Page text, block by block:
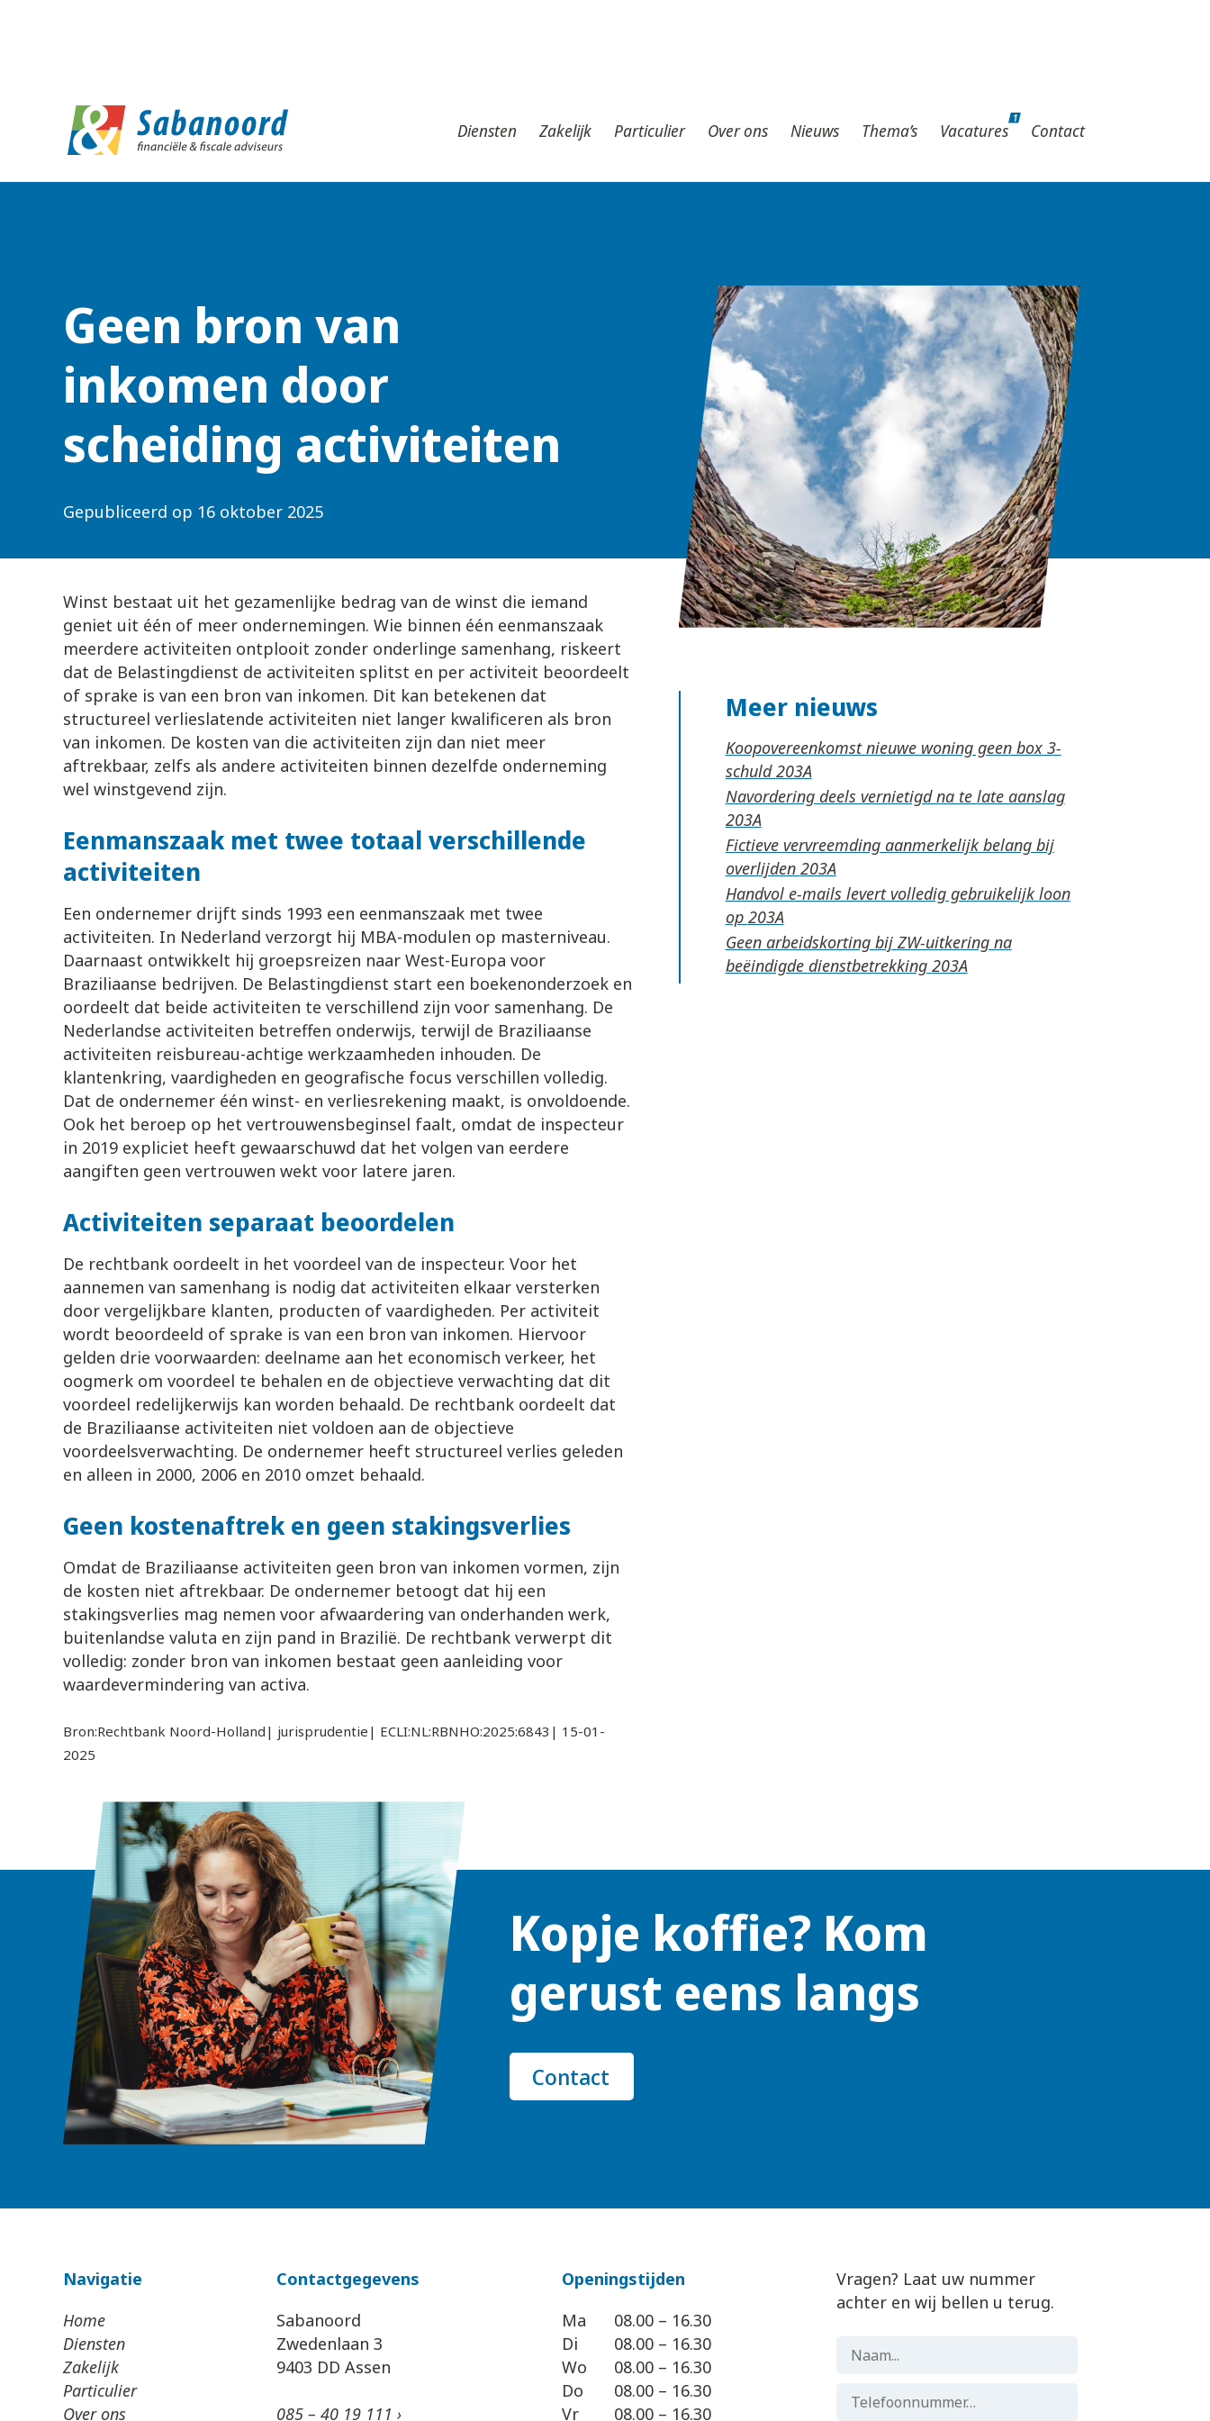
Diensten Zakelijk Particulier Over ons Nieuws Thema’s Vacatures
1
Contact
Geen bron van
inkomen door
scheiding activiteiten
Gepubliceerd op 16 oktober 2025
Winst bestaat uit het gezamenlijke bedrag van de winst die iemand
geniet uit één of meer ondernemingen. Wie binnen één eenmanszaak
meerdere activiteiten ontplooit zonder onderlinge samenhang, riskeert
dat de Belastingdienst de activiteiten splitst en per activiteit beoordeelt
of sprake is van een bron van inkomen. Dit kan betekenen dat
structureel verlieslatende activiteiten niet langer kwalificeren als bron
van inkomen. De kosten van die activiteiten zijn dan niet meer
aftrekbaar, zelfs als andere activiteiten binnen dezelfde onderneming
wel winstgevend zijn.
Eenmanszaak met twee totaal verschillende
activiteiten
Een ondernemer drijft sinds 1993 een eenmanszaak met twee
activiteiten. In Nederland verzorgt hij MBA-modulen op masterniveau.
Daarnaast ontwikkelt hij groepsreizen naar West-Europa voor
Braziliaanse bedrijven. De Belastingdienst start een boekenonderzoek en
oordeelt dat beide activiteiten te verschillend zijn voor samenhang. De
Nederlandse activiteiten betreffen onderwijs, terwijl de Braziliaanse
activiteiten reisbureau-achtige werkzaamheden inhouden. De
klantenkring, vaardigheden en geografische focus verschillen volledig.
Dat de ondernemer één winst- en verliesrekening maakt, is onvoldoende.
Ook het beroep op het vertrouwensbeginsel faalt, omdat de inspecteur
in 2019 expliciet heeft gewaarschuwd dat het volgen van eerdere
aangiften geen vertrouwen wekt voor latere jaren.
Activiteiten separaat beoordelen
De rechtbank oordeelt in het voordeel van de inspecteur. Voor het
aannemen van samenhang is nodig dat activiteiten elkaar versterken
door vergelijkbare klanten, producten of vaardigheden. Per activiteit
wordt beoordeeld of sprake is van een bron van inkomen. Hiervoor
gelden drie voorwaarden: deelname aan het economisch verkeer, het
oogmerk om voordeel te behalen en de objectieve verwachting dat dit
voordeel redelijkerwijs kan worden behaald. De rechtbank oordeelt dat
de Braziliaanse activiteiten niet voldoen aan de objectieve
voordeelsverwachting. De ondernemer heeft structureel verlies geleden
en alleen in 2000, 2006 en 2010 omzet behaald.
Geen kostenaftrek en geen stakingsverlies
Omdat de Braziliaanse activiteiten geen bron van inkomen vormen, zijn
de kosten niet aftrekbaar. De ondernemer betoogt dat hij een
stakingsverlies mag nemen voor afwaardering van onderhanden werk,
buitenlandse valuta en zijn pand in Brazilië. De rechtbank verwerpt dit
volledig: zonder bron van inkomen bestaat geen aanleiding voor
waardevermindering van activa.
Bron:Rechtbank Noord-Holland| jurisprudentie| ECLI:NL:RBNHO:2025:6843| 15-01-
2025
Meer nieuws
Koopovereenkomst nieuwe woning geen box 3-
schuld
Navordering deels vernietigd na te late aanslag
Fictieve vervreemding aanmerkelijk belang bij
overlijden
Handvol e-mails levert volledig gebruikelijk loon
op
Geen arbeidskorting bij ZW-uitkering na
beëindigde dienstbetrekking
Kopje koffie? Kom
gerust eens langs
Contact
Navigatie
Home
Diensten
Zakelijk
Particulier
Over ons
Contactgegevens
Sabanoord
Zwedenlaan 3
9403 DD Assen
085 – 40 19 111 ›
Openingstijden
Ma
Di
Wo
Do
Vr
08.00 – 16.30
08.00 – 16.30
08.00 – 16.30
08.00 – 16.30
08.00 – 16.30
Vragen? Laat uw nummer
achter en wij bellen u terug.